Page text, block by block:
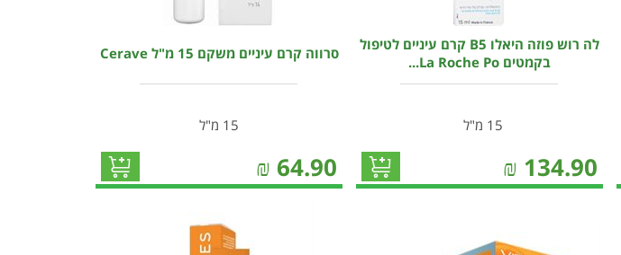
לה רוש פוזה היאלו B5 קרם עיניים לטיפול
בקמטים La Roche Po...
15 מ"ל
134.90
₪
סרווה קרם עיניים משקם 15 מ"ל Cerave
15 מ"ל
64.90
₪